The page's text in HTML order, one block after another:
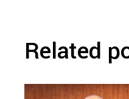
Related